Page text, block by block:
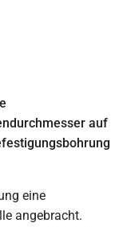
auf
eine
angebracht.